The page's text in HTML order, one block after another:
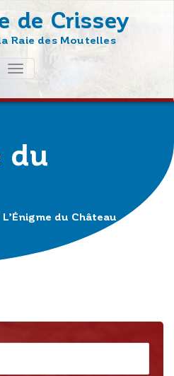
de Crissey
Raie des Moutelles
AFFICHER/MASQUER
LA
NAVIGATION
du
L’Énigme du Château